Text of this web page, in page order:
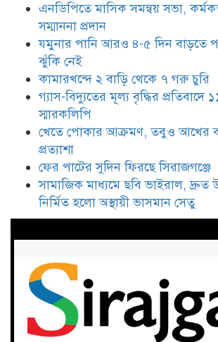
কামারখন্দে ২
গ্যাস-বিদ্যুতের মূল্য
খেতে পোকার
বাম্পার ফলনের
ফের পাটের সুদিন
সামাজিক মাধ্যমে
উদ্যোগে কাজীপুরে
অস্থায়ী ভাসমান সেতু
এনডিপিতে মাসিক সমন্বয় সভা,
সম্মাননা প্রদান
যমুনার পানি আরও ৪-৫ দিন বাড়তে
ঝুঁকি নেই
কামারখন্দে ২ বাড়ি থেকে ৭ গরু চুরি
গ্যাস-বিদ্যুতের মূল্য বৃদ্ধির প্রতিবাদে
স্মারকলিপি
খেতে পোকার আক্রমণ, তবুও আখের
প্রত্যাশা
ফের পাটের সুদিন ফিরছে সিরাজগঞ্জে
সামাজিক মাধ্যমে ছবি ভাইরাল, দ্রুত
নির্মিত হলো অস্থায়ী ভাসমান সেতু